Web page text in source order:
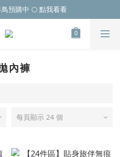
預購中 🌕 點我看看
內褲
每頁顯示 24 個